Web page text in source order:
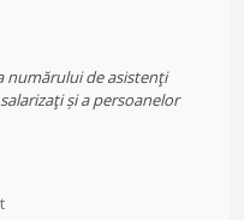
numărului de asistenţi
și a persoanelor